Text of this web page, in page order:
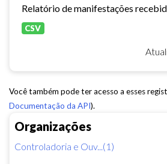
Organizações
Controladoria e Ouv...(1)
CSV
Você também pode ter acesso a esses
Documentação da API).